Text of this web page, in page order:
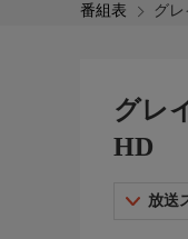
番組表 グ
グレ
HD
放送